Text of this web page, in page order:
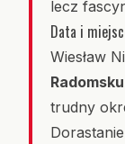
lecz
Data i
Wiesław
Radomsku
trudny